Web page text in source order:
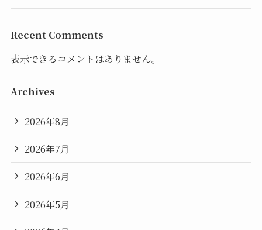
Recent Comments
表示できるコメントはありません。
Archives
2026年8月
2026年7月
2026年6月
2026年5月